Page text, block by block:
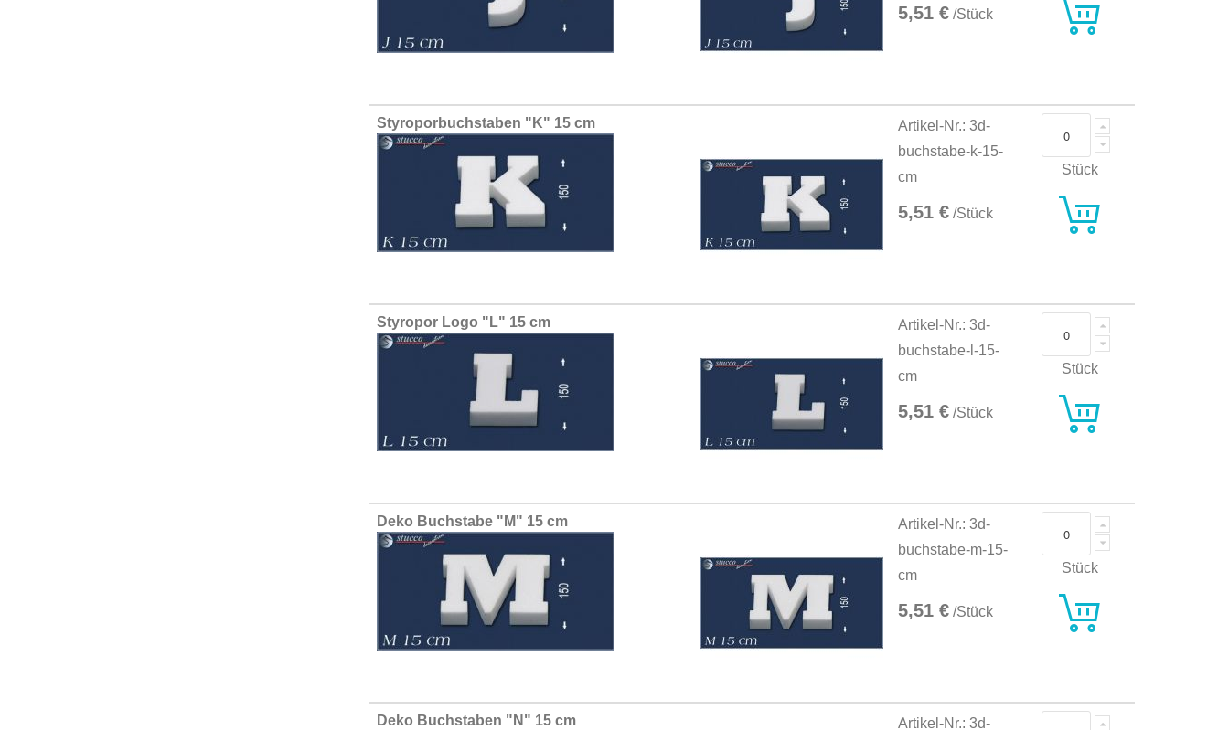
5,51 € /Stück
Styroporbuchstaben "K" 15 cm
Artikel-Nr.: 3d-
buchstabe-k-15-
cm
5,51 € /Stück
Stück
Styropor Logo "L" 15 cm
Artikel-Nr.: 3d-
buchstabe-l-15-
cm
5,51 € /Stück
Stück
Deko Buchstabe "M" 15 cm
Artikel-Nr.: 3d-
buchstabe-m-15-
cm
5,51 € /Stück
Stück
Deko Buchstaben "N" 15 cm Artikel-Nr.: 3d-